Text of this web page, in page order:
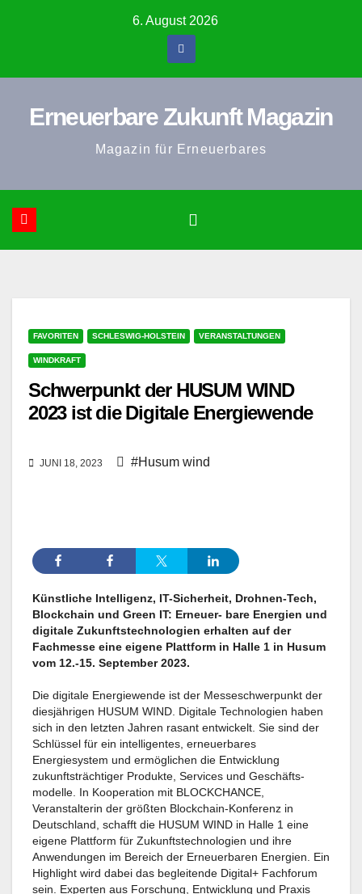
6. August 2026
Erneuerbare Zukunft Magazin
Magazin für Erneuerbares
FAVORITEN SCHLESWIG-HOLSTEIN VERANSTALTUNGEN
WINDKRAFT
Schwerpunkt der HUSUM WIND
2023 ist die Digitale Energiewende
JUNI 18, 2023 #Husum wind
Künstliche Intelligenz, IT-Sicherheit, Drohnen-Tech,
Blockchain und Green IT: Erneuer- bare Energien und
digitale Zukunftstechnologien erhalten auf der
Fachmesse eine eigene Plattform in Halle 1 in Husum
vom 12.-15. September 2023.
Die digitale Energiewende ist der Messe­schwer­punkt der
diesjährigen HUSUM WIND. Digitale Technologien haben
sich in den letzten Jahren rasant entwickelt. Sie sind der
Schlüssel für ein intelligentes, erneuerbares
Energiesystem und ermöglichen die Entwicklung
zukunftsträchtiger Produkte, Services und Geschäfts­
modelle. In Kooperation mit BLOCKCHANCE,
Veranstalterin der größten Blockchain-Konferenz in
Deutschland, schafft die HUSUM WIND in Halle 1 eine
eigene Plattform für Zukunftstechnologien und ihre
Anwendungen im Bereich der Erneuerbaren Energien. Ein
Highlight wird dabei das begleitende Digital+ Fachforum
sein. Experten aus Forschung, Entwicklung und Praxis